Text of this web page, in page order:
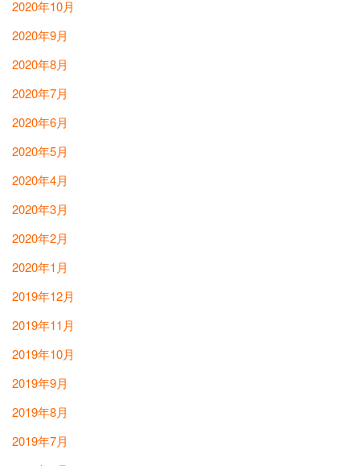
2020年10月
2020年9月
2020年8月
2020年7月
2020年6月
2020年5月
2020年4月
2020年3月
2020年2月
2020年1月
2019年12月
2019年11月
2019年10月
2019年9月
2019年8月
2019年7月